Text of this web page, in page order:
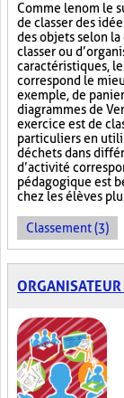
Comme le nom le
de classer des
des objets selon
classer ou
caractéristiques,
correspond le
exemple, de
diagrammes de
exercice est de
particuliers en
déchets dans
d’activité
pédagogique est
chez les élèves
Classement (3)